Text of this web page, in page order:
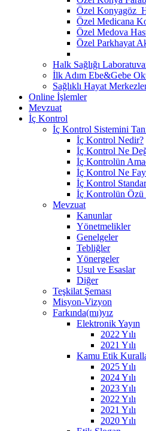
Özel Konyagöz
Özel Medicana
Özel Medova
Özel Parkhayat
Halk Sağlığı
İlk Adım Ebe&Gebe
Sağlıklı Hayat
Online İşlemler
Mevzuat
İç Kontrol
İç Kontrol Sistemini
İç Kontrol Nedir?
İç Kontrol Ne
İç Kontrolün
İç Kontrol Ne
İç Kontrol
İç Kontrolün Özü
Mevzuat
Kanunlar
Yönetmelikler
Genelgeler
Tebliğler
Yönergeler
Usul ve Esaslar
Diğer
Teşkilat Şeması
Misyon-Vizyon
Farkında(mı)yız
Elektronik Yayın
2022 Yılı
2021 Yılı
Kamu Etik
2025 Yılı
2024 Yılı
2023 Yılı
2022 Yılı
2021 Yılı
2020 Yılı